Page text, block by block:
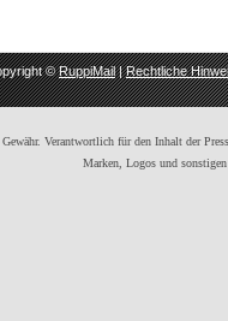
©RuppiMail|Rechtliche
Verantwortlich für den Inhalt der
Marken, Logos und